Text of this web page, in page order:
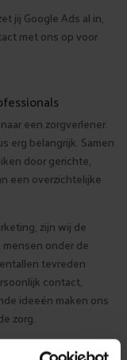
jij Google Ads al in,
met ons op voor
een zorgverlener.
erg belangrijk. Samen
door gerichte,
een overzichtelijke
zijn wij de
onder de
tevreden
contact,
ideeën maken ons
zorg.